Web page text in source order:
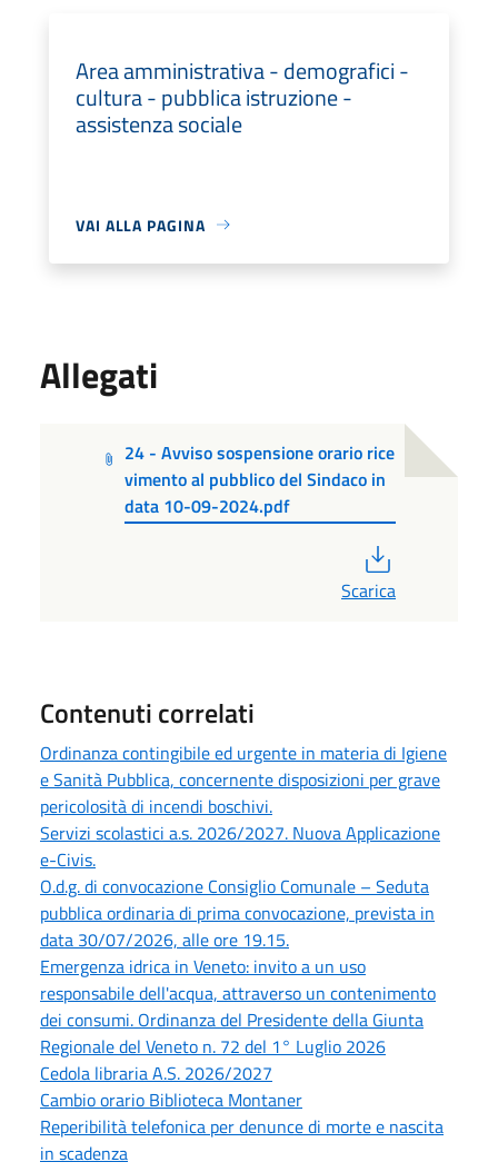
Area amministrativa - demografici -
cultura - pubblica istruzione -
assistenza sociale
VAI ALLA PAGINA
Allegati
24 - Avviso sospensione orario rice
vimento al pubblico del Sindaco in
data 10-09-2024.pdf
Scarica
Contenuti correlati
Ordinanza contingibile ed urgente in materia di Igiene
e Sanità Pubblica, concernente disposizioni per grave
pericolosità di incendi boschivi.
Servizi scolastici a.s. 2026/2027. Nuova Applicazione
e-Civis.
O.d.g. di convocazione Consiglio Comunale – Seduta
pubblica ordinaria di prima convocazione, prevista in
data 30/07/2026, alle ore 19.15.
Emergenza idrica in Veneto: invito a un uso
responsabile dell'acqua, attraverso un contenimento
dei consumi. Ordinanza del Presidente della Giunta
Regionale del Veneto n. 72 del 1° Luglio 2026
Cedola libraria A.S. 2026/2027
Cambio orario Biblioteca Montaner
Reperibilità telefonica per denunce di morte e nascita
in scadenza